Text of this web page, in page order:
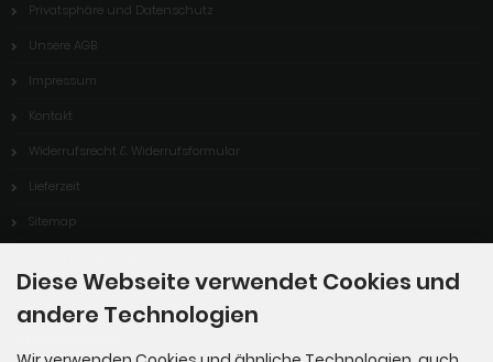
Privatsphäre und Datenschutz
Unsere AGB
Impressum
Kontakt
Widerrufsrecht & Widerrufsformular
Lieferzeit
Sitemap
Diese Webseite verwendet Cookies und
andere Technologien